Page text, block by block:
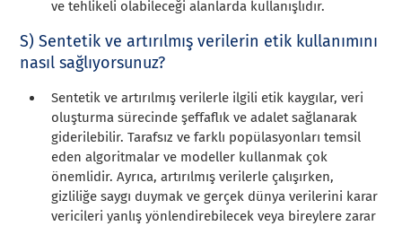
ve tehlikeli olabileceği alanlarda kullanışlıdır.
S) Sentetik ve artırılmış verilerin etik kullanımını
nasıl sağlıyorsunuz?
Sentetik ve artırılmış verilerle ilgili etik kaygılar, veri
oluşturma sürecinde şeffaflık ve adalet sağlanarak
giderilebilir. Tarafsız ve farklı popülasyonları temsil
eden algoritmalar ve modeller kullanmak çok
önemlidir. Ayrıca, artırılmış verilerle çalışırken,
gizliliğe saygı duymak ve gerçek dünya verilerini karar
vericileri yanlış yönlendirebilecek veya bireylere zarar